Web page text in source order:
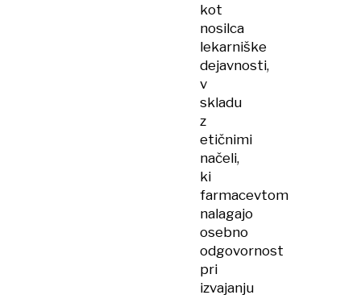
kot
nosilca
lekarniške
dejavnosti,
v
skladu
z
etičnimi
načeli,
ki
farmacevtom
nalagajo
osebno
odgovornost
pri
izvajanju